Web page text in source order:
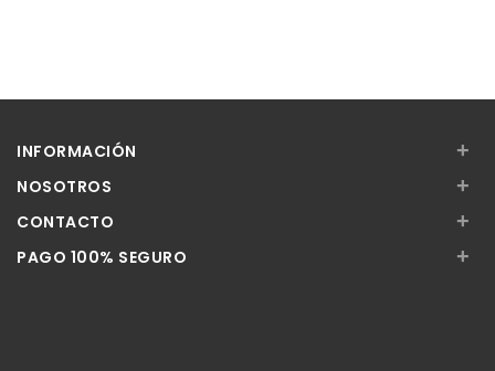
INFORMACIÓN +
NOSOTROS +
CONTACTO +
PAGO 100% SEGURO +